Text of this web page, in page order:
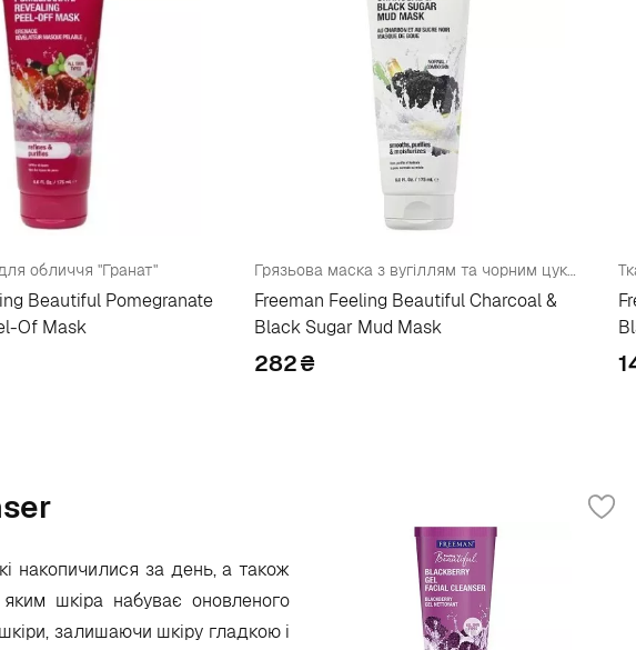
обличчя "Гранат"
Beautiful Pomegranate
Of Mask
Грязьова маска з вугіллям та чорним цукром
Freeman Feeling Beautiful Charcoal &
Black Sugar Mud Mask
282₴
накопичилися за день, а також
шкіра набуває оновленого
залишаючи шкіру гладкою і